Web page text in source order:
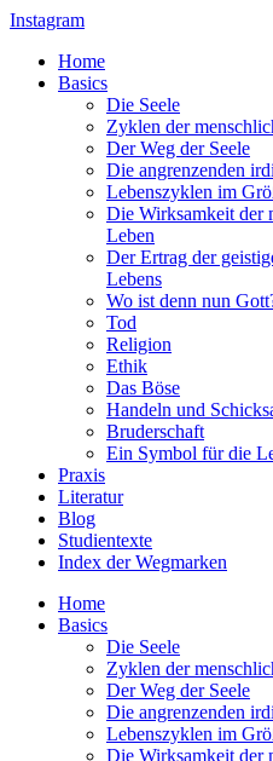
Instagram
Home
Basics
Die Seele
Zyklen der
Der Weg der Seele
Die angrenzenden
Lebenszyklen im
Die Wirksamkeit der
Leben
Der Ertrag der
Lebens
Wo ist denn nun
Tod
Religion
Ethik
Das Böse
Handeln und
Bruderschaft
Ein Symbol für die
Praxis
Literatur
Blog
Studientexte
Index der Wegmarken
Home
Basics
Die Seele
Zyklen der
Der Weg der Seele
Die angrenzenden
Lebenszyklen im
Die Wirksamkeit der